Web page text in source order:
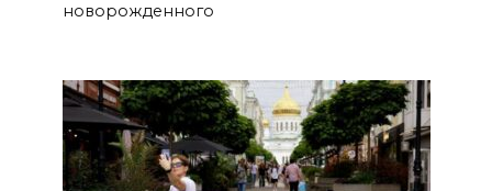
новорожденного